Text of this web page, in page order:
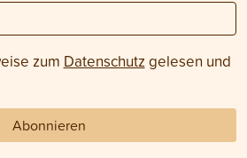
zum Datenschutz gelesen und
Abonnieren